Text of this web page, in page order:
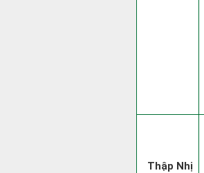
Thập Nhị